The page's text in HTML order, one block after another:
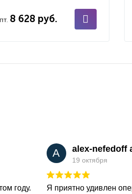
8 628 руб.
году.
A alex-nefedoff
19 октября
Я приятно удивлен